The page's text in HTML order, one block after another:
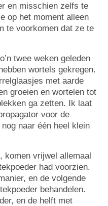
en misschien zelfs te
op het moment alleen
te voorkomen dat ze te
twee weken geleden
wortels gekregen.
met aarde
groeien en wortelen tot
ga zetten. Ik laat
voor de
naar één heel klein
komen vrijwel allemaal
had voorzien.
en de volgende
behandelen.
en de helft met